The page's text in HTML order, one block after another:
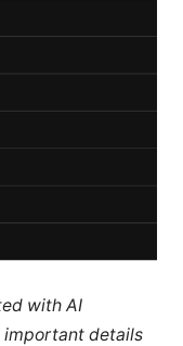
with AI
important details